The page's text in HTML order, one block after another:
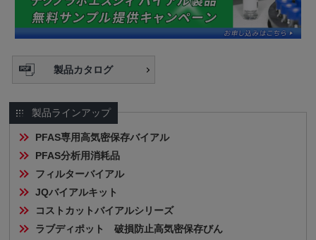
製品カタログ
製品ラインアップ
PFAS専用高気密保存バイアル
PFAS分析用消耗品
フィルターバイアル
JQバイアルキット
コストカットバイアルシリーズ
ラブディポット　破損防止高気密保存びん